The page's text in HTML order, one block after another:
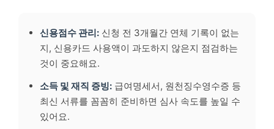
신용점수 관리: 신청 전 3개월간 연체 기록이 없는
지, 신용카드 사용액이 과도하지 않은지 점검하는
것이 중요해요.
소득 및 재직 증빙: 급여명세서, 원천징수영수증 등
최신 서류를 꼼꼼히 준비하면 심사 속도를 높일 수
있어요.